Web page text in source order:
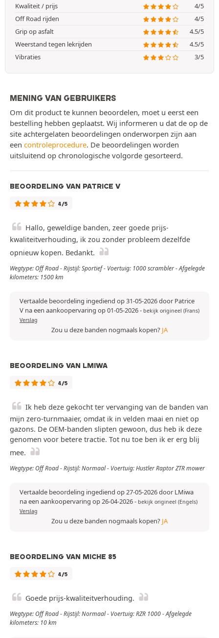
Kwaliteit / prijs
4/5
Off Road rijden
4/5
Grip op asfalt
4.5/5
Weerstand tegen lekrijden
4.5/5
Vibraties
3/5
MENING VAN GEBRUIKERS
Om dit product te kunnen beoordelen, moet u eerst een
bestelling hebben geplaatst. Wij informeren u dat de op de
site achtergelaten beoordelingen onderworpen zijn aan
een controleprocedure. De beoordelingen worden
uitsluitend op chronologische volgorde gesorteerd.
BEOORDELING VAN PATRICE V
4/5
Hallo, geweldige banden, zeer goede prijs-
kwaliteitverhouding, ik zou zonder probleem dezelfde
opnieuw kopen. Bedankt.
Wegtype: Off Road - Rijstijl: Sportief - Voertuig: 1000 scrambler - Afgelegde
kilometers: 1500 km
Vertaalde beoordeling ingediend op 31-05-2026 door Patrice
V na een aankoopervaring op 01-05-2026- bekijk origineel (Frans)
Verslag
Zou u deze banden nogmaals kopen? JA
BEOORDELING VAN LMIWA
4/5
Ik heb deze gekocht ter vervanging van de banden van
mijn zero-turnmaaier, omdat ik in velden maai en niet op
gazons. De OEM-banden slipten gewoon, dus heb ik deze
genomen voor betere tractie. Tot nu toe ben ik er erg blij
mee.
Wegtype: Off Road - Rijstijl: Normaal - Voertuig: Hustler Raptor ZTR mower
Vertaalde beoordeling ingediend op 27-05-2026 door LMiwa
na een aankoopervaring op 26-04-2026- bekijk origineel (Engels)
Verslag
Zou u deze banden nogmaals kopen? JA
BEOORDELING VAN MICHE 85
4/5
Goede prijs-kwaliteitverhouding.
Wegtype: Off Road - Rijstijl: Normaal - Voertuig: RZR 1000 - Afgelegde
kilometers: 10 km